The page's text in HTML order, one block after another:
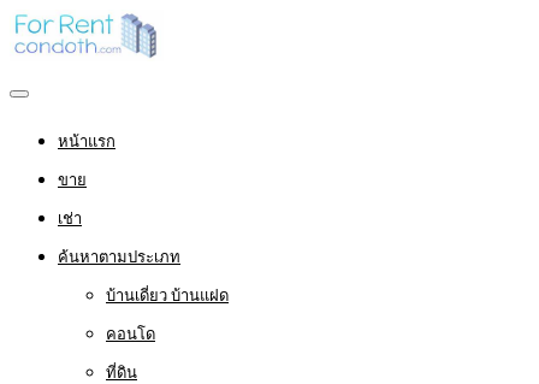
หน้าแรก
ขาย
เช่า
ค้นหาตามประเภท
บ้านเดี่ยว บ้านแฝด
คอนโด
ที่ดิน